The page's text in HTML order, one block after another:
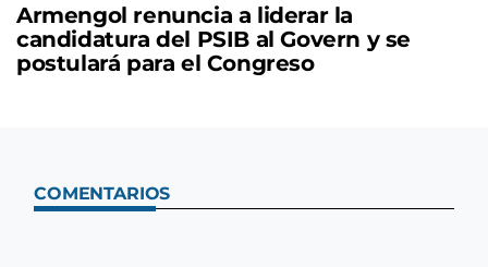
Armengol renuncia a liderar la
candidatura del PSIB al Govern y se
postulará para el Congreso
COMENTARIOS